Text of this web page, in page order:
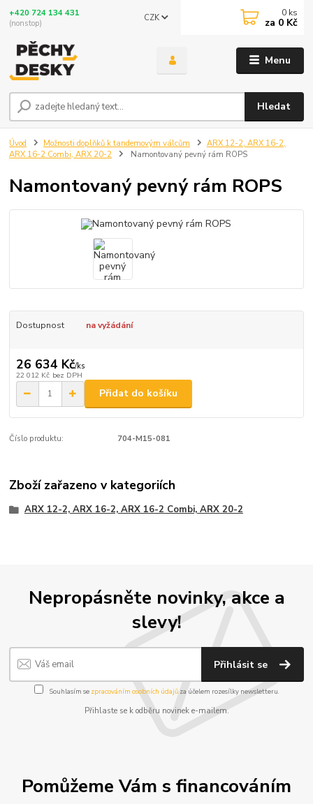
Menu
CZK
Hledat
+420 724 134 431
(nonstop)
0 ks
za 0 Kč
Úvod Možnosti doplňků k tandemovým válcům
ARX 12-2, ARX 16-2,
ARX 16-2 Combi, ARX 20-2
Namontovaný pevný rám ROPS
Namontovaný pevný rám ROPS
Dostupnost na vyžádání
26 634 Kč/ks
22 012 Kč bez DPH
Přidat do košíku
Číslo produktu: 704-M15-081
Zboží zařazeno v kategoriích
ARX 12-2, ARX 16-2, ARX 16-2 Combi, ARX 20-2
Nepropásněte novinky, akce a
slevy!
Přihlásit se
Souhlasím se zpracováním osobních údajůza účelem rozesílky newsletteru.
Přihlaste se k odběru novinek e-mailem.
Pomůžeme Vám s financováním